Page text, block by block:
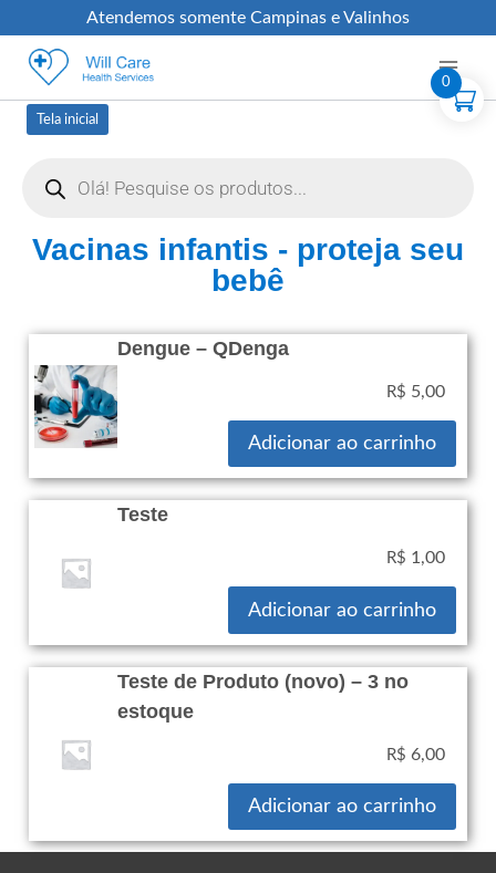
Atendemos somente Campinas e Valinhos
Tela inicial
Vacinas infantis - proteja seu
bebê
Dengue – QDenga
R$ 5,00
Adicionar ao carrinho
Teste
R$ 1,00
Adicionar ao carrinho
Teste de Produto (novo) – 3 no
estoque
R$ 6,00
Adicionar ao carrinho
0